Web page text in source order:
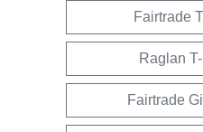
Fairtrade
Raglan
Fairtrade